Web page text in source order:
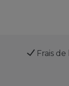
Frais